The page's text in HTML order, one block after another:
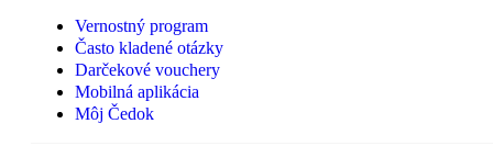
Vernostný program
Často kladené otázky
Darčekové vouchery
Mobilná aplikácia
Môj Čedok